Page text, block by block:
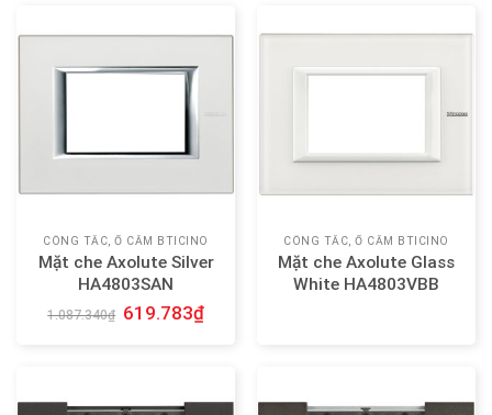
CÔNG TẮC, Ổ CẮM BTICINO
Mặt che Axolute Silver
HA4803SAN
1.087.340₫ 619.783₫
CÔNG TẮC, Ổ CẮM BTICINO
Mặt che Axolute Glass
White HA4803VBB